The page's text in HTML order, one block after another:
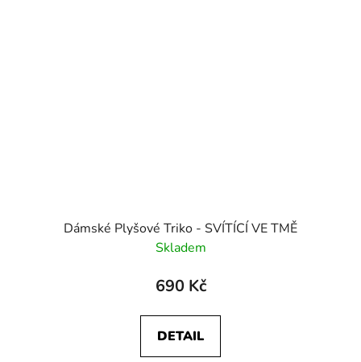
Dámské Plyšové Triko - SVÍTÍCÍ VE TMĚ
Skladem
690 Kč
DETAIL